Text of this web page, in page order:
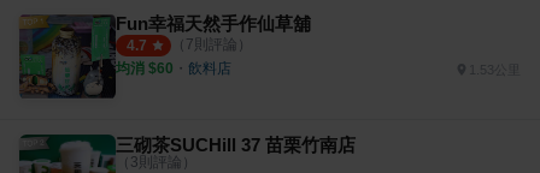
Fun幸福天然手作仙草舖
4.7 （ 7則評論）
均消 $60 ・ 飲料店 1.53公里
三砌茶SUCHill 37 苗栗竹南店
（ 3則評論）